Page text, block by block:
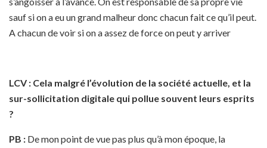
sauf si on a eu un grand malheur donc chacun fait ce qu’il peut.
A chacun de voir si on a assez de force on peut y arriver
LCV : Cela malgré l’évolution de la société actuelle, et la
sur-sollicitation digitale qui pollue souvent leurs esprits
?
PB : De mon point de vue pas plus qu’à mon époque, la